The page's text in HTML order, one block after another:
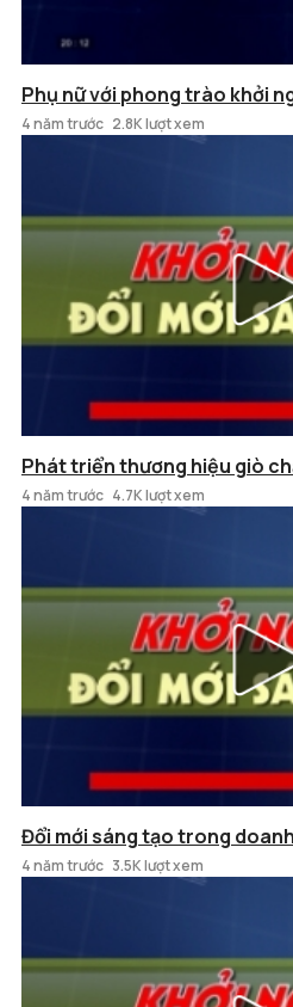
Phụ nữ với phong trào khởi
4 năm trước 2.8K lượt xem
Phát triển thương hiệu giò
4 năm trước 4.7K lượt xem
Đổi mới sáng tạo trong
4 năm trước 3.5K lượt xem